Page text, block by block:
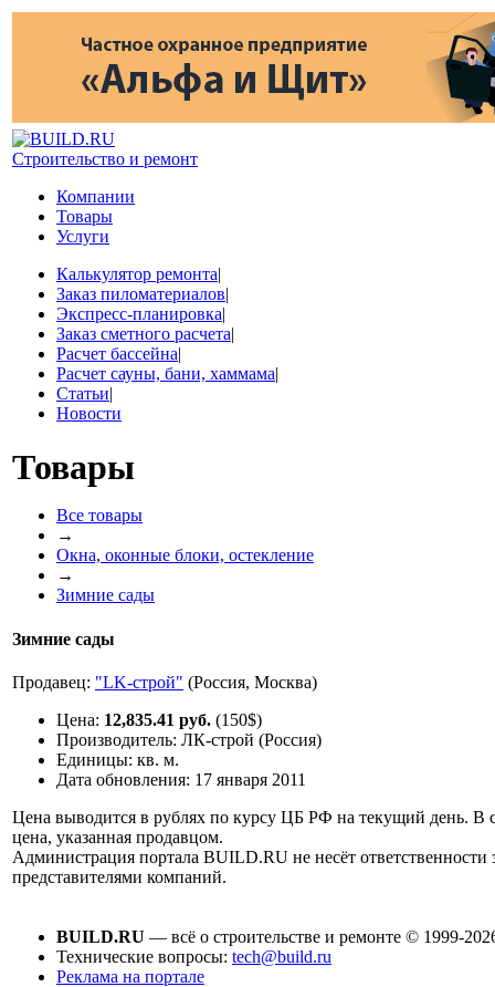
Строительство и ремонт
Компании
Товары
Услуги
Калькулятор ремонта|
Заказ пиломатериалов|
Экспресс-планировка|
Заказ сметного расчета|
Расчет бассейна|
Расчет сауны, бани, хаммама|
Статьи|
Новости
Товары
Все товары
→
Окна, оконные блоки, остекление
→
Зимние сады
Зимние сады
Продавец: "LK-строй" (Россия, Москва)
Цена: 12,835.41 руб. (150$)
Производитель: ЛК-строй (Россия)
Единицы: кв. м.
Дата обновления: 17 января 2011
Цена выводится в рублях по курсу ЦБ РФ на текущий день. В
цена, указанная продавцом.
Администрация портала BUILD.RU не несёт
представителями компаний.
BUILD.RU — всё о строительстве и ремонте © 1999-
Технические вопросы: tech@build.ru
Реклама на портале